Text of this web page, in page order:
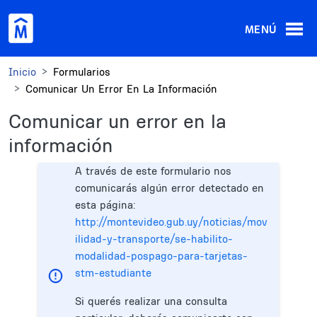
MENÚ
Inicio
Formularios
Comunicar Un Error En La Información
Comunicar un error en la
información
A través de este formulario nos
comunicarás algún error detectado en
esta página:
http://montevideo.gub.uy/noticias/mov
ilidad-y-transporte/se-habilito-
modalidad-pospago-para-tarjetas-
stm-estudiante
Si querés realizar una consulta